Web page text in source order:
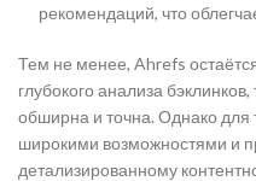
рекомендаций, что
Тем не менее, Ahrefs
глубокого анализа
обширна и точна. Однако для
широкими возможностями и
детализированному